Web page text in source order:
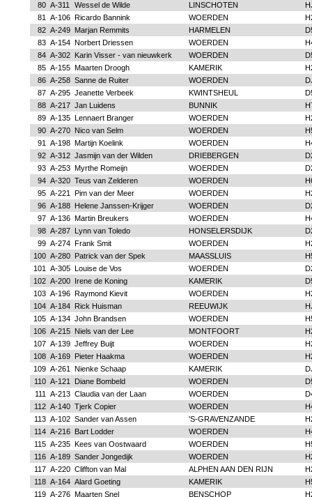
80 A-311 Wessel de Wilde LINSCHOTEN
81
A-106 Ricardo Bannink WOERDEN
82 A-249 Marjan Remmits HARMELEN
83 A-154 Norbert Driessen WOERDEN
84 A-302 Karin Visser - van nieuwkerk WOERDEN
85 A-155 Maarten Droogh KAMERIK
86 A-258 Sanne de Ruiter WOERDEN
87 A-295 Jeanette Verbeek KWINTSHEUL
88 A-217 Jan Luidens BUNNIK
89 A-135 Lennaert Branger WOERDEN
90 A-270 Nico van Selm WOERDEN
91
A-198 Martijn Koelink WOERDEN
92 A-312 Jasmijn van der Wilden DRIEBERGEN
93 A-253 Myrthe Romeijn WOERDEN
94 A-320 Teus van Zelderen WOERDEN
95 A-221 Pim van der Meer WOERDEN
96 A-188 Helene Janssen-Krijger WOERDEN
97 A-136 Martin Breukers WOERDEN
98 A-287 Lynn van Toledo HONSELERSDIJK
99 A-274 Frank Smit WOERDEN
100 A-280 Patrick van der Spek MAASSLUIS
101
A-305 Louise de Vos WOERDEN
102 A-200 Irene de Koning KAMERIK
103 A-196 Raymond Kievit WOERDEN
104 A-184 Rick Huisman REEUWIJK
105 A-134 John Brandsen WOERDEN
106 A-215 Niels van der Lee MONTFOORT
107 A-139 Jeffrey Buijt WOERDEN
108 A-169 Pieter Haakma WOERDEN
109 A-261 Nienke Schaap KAMERIK
110 A-121 Diane Bombeld WOERDEN
111
A-213 Claudia van der Laan WOERDEN
112 A-140 Tjerk Copier WOERDEN
113 A-102 Sander van Assen 'S-GRAVENZANDE
114 A-216 Bart Lodder WOERDEN
115 A-235 Kees van Oostwaard WOERDEN
116 A-189 Sander Jongedijk WOERDEN
117 A-220 Cliffton van Mal ALPHEN AAN DEN RIJN
118 A-164 Alard Goeting KAMERIK
119 A-276 Maarten Snel BENSCHOP